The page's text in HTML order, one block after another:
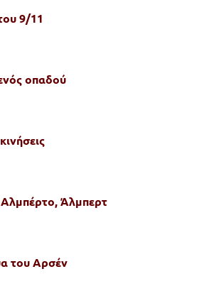
9/11
οπαδού
Άλμπερτ
του Αρσέν